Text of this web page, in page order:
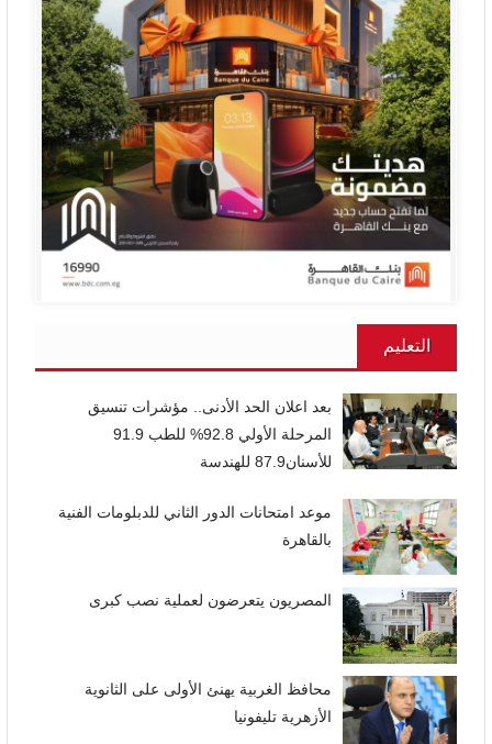
التعليم
بعد اعلان الحد الأدنى.. مؤشرات تنسيق
المرحلة الأولي 92.8% للطب 91.9
للأسنان87.9 للهندسة
موعد امتحانات الدور الثاني للدبلومات الفنية
بالقاهرة
المصريون يتعرضون لعملية نصب كبرى
محافظ الغربية يهنئ الأولى على الثانوية
الأزهرية تليفونيا